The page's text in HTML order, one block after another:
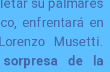
su palmarés
enfrentará en
Musetti.
sorpresa de la